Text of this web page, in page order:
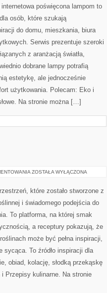
ENERGII
internetowa poświęcona lampom to
osób, które szukają
do domu, mieszkania, biura
Serwis prezentuje szeroki
z aranżacją światła,
dobrane lampy potrafią
estetykę, ale jednocześnie
użytkowania. Polecam: Eko i
Na stronie można […]
PORADNIK
ZOSTAŁA WYŁĄCZONA
które zostało stworzone z
i świadomego podejścia do
To platforma, na której smak
a receptury pokazują, że
może być pełna inspiracji,
sycąca. To źródło inspiracji dla
obiad, kolację, słodką przekąskę
Przepisy kulinarne. Na stronie